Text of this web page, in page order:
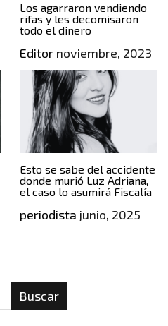
Los agarraron vendiendo
rifas y les decomisaron
todo el dinero
Editornoviembre, 2023
Esto se sabe del accidente
donde murió Luz Adriana,
el caso lo asumirá Fiscalía
periodista junio, 2025
Buscar